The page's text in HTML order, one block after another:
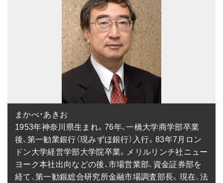
まかべ・あきお
1953年神奈川県生まれ。76年、一橋大学商学部卒業
後、第一勧業銀行（現みずほ銀行）入行。83年7月ロン
ドン大学経営学部大学院卒業。メリルリンチ社ニュー
ヨーク本社出向などの後、市場営業部、資金証券部を
経て、第一勧銀総合研究所金融市場調査部長。現在、法